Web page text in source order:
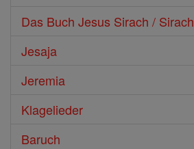
Das Buch Jesus Sirach / Sirach
Jesaja
Jeremia
Klagelieder
Baruch